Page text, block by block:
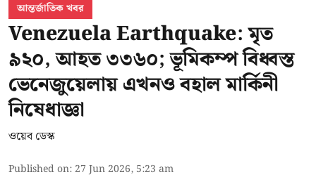
আন্তর্জাতিক খবর
Venezuela Earthquake: মৃত
৯২০, আহত ৩৩৬০; ভূমিকম্প বিধ্বস্ত
ভেনেজুয়েলায় এখনও বহাল মার্কিনী
নিষেধাজ্ঞা
ওয়েব ডেস্ক
Published on: 27 Jun 2026, 5:23 am